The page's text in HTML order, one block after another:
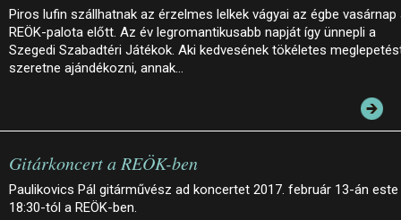
Piros lufin szállhatnak az érzelmes lelkek vágyai az égbe vasárnap
REÖK-palota előtt. Az év legromantikusabb napját így ünnepli a
Szegedi Szabadtéri Játékok. Aki kedvesének tökéletes
szeretne ajándékozni, annak…
Gitárkoncert a REÖK-ben
Paulikovics Pál gitárművész ad koncertet 2017. február 13-án este
18:30-tól a REÖK-ben.